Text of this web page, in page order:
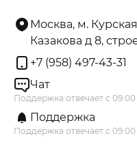
Москва, м.
Казакова д 8,
+7 (958) 497-43-31
Чат
Поддержка отвечает с 09:00
Поддержка
Поддержка отвечает с 09:00